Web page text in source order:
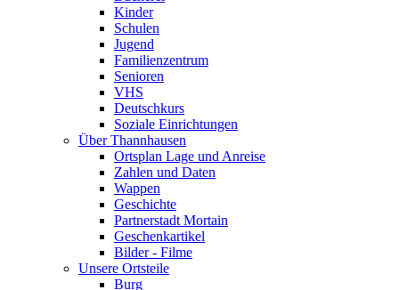
Kinder
Schulen
Jugend
Familienzentrum
Senioren
VHS
Deutschkurs
Soziale Einrichtungen
Über Thannhausen
Ortsplan Lage und Anreise
Zahlen und Daten
Wappen
Geschichte
Partnerstadt Mortain
Geschenkartikel
Bilder - Filme
Unsere Ortsteile
Burg